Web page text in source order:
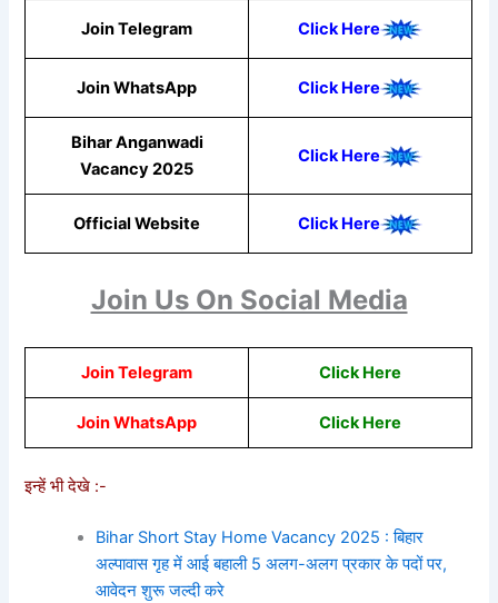
Join Telegram Click Here
Join WhatsApp Click Here
Bihar Anganwadi
Vacancy 2025
Click Here
Official Website Click Here
Join Us On Social Media
Join Telegram Click Here
Join WhatsApp Click Here
इन्हें भी देखे :-
Bihar Short Stay Home Vacancy 2025 : बिहार
अल्पावास गृह में आई बहाली 5 अलग-अलग प्रकार के पदों पर,
आवेदन शुरू जल्दी करे